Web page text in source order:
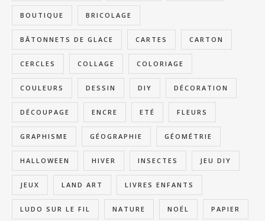
BOUTIQUE BRICOLAGE
BÂTONNETS DE GLACE CARTES CARTON
CERCLES COLLAGE COLORIAGE
COULEURS DESSIN DIY DÉCORATION
DÉCOUPAGE ENCRE ETÉ FLEURS
GRAPHISME GÉOGRAPHIE GÉOMÉTRIE
HALLOWEEN HIVER INSECTES JEU DIY
JEUX LAND ART LIVRES ENFANTS
LUDO SUR LE FIL NATURE NOËL PAPIER